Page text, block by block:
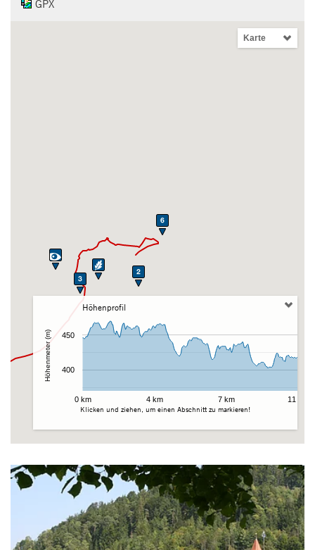
GPX
Karte
Klicken und ziehen, um einen Abschnitt zu markieren!
Höhenprofil
0 km 4 km 7 km 11 km
400
450
Höhenmeter (m)